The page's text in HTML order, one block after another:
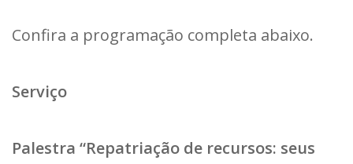
Confira a programação completa abaixo.
Serviço
Palestra “Repatriação de recursos: seus